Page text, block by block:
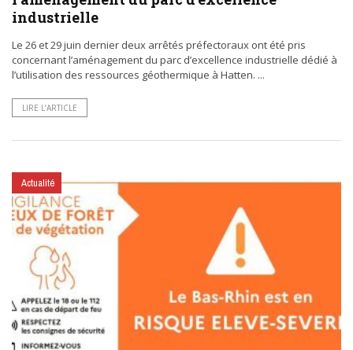
industrielle
Le 26 et 29 juin dernier deux arrêtés préfectoraux ont été pris
concernant l’aménagement du parc d’excellence industrielle dédié à
l’utilisation des ressources géothermique à Hatten. ...
LIRE L’ARTICLE
Actualité